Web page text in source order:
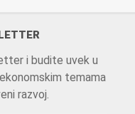
i budite uvek u
temama
razvoj.